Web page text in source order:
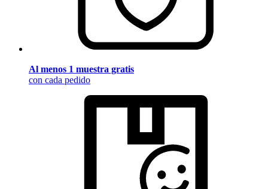
Al menos 1 muestra gratis
con cada pedido